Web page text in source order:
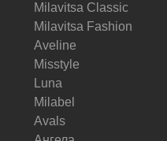
Milavitsa Classic
Milavitsa Fashion
Aveline
Misstyle
Luna
Milabel
Avals